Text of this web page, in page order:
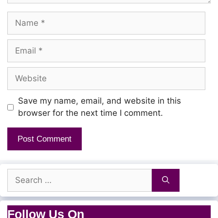
Oru naal ava mouthorgan
Play pannitu iruntha
Enna parthu play panna
Teriyuma ketta
Naan theriyum nen
Yei niruthu
Theriyadhu solla
Vendiyathu thaanae
Name
Email
Website
Save my name, email, and website in this
browser for the next time I comment.
Search
for:
Follow Us On